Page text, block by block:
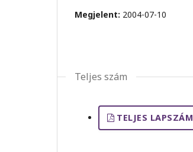
Megjelent: 2004-07-10
Teljes szám
TELJES LAPSZÁM